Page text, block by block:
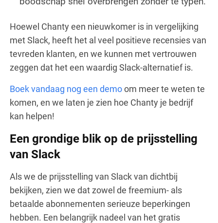
Hoewel Chanty een nieuwkomer is in vergelijking
met Slack, heeft het al veel positieve recensies van
tevreden klanten, en we kunnen met vertrouwen
zeggen dat het een waardig Slack-alternatief is.
Boek vandaag nog een demoom meer te weten te
komen, en we laten je zien hoe Chanty je bedrijf
kan helpen!
Een grondige blik op de prijsstelling
van Slack
Als we de prijsstelling van Slack van dichtbij
bekijken, zien we dat zowel de freemium- als
betaalde abonnementen serieuze beperkingen
hebben. Een belangrijk nadeel van het gratis